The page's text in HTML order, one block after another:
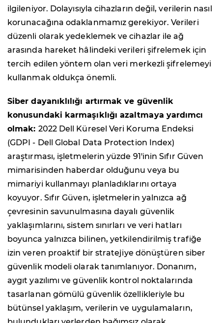
ilgileniyor. Dolayısıyla cihazların değil, verilerin nasıl
korunacağına odaklanmamız gerekiyor. Verileri
düzenli olarak yedeklemek ve cihazlar ile ağ
arasında hareket hâlindeki verileri şifrelemek için
tercih edilen yöntem olan veri merkezli şifrelemeyi
kullanmak oldukça önemli.
Siber dayanıklılığı artırmak ve güvenlik
konusundaki karmaşıklığı azaltmaya yardımcı
olmak: 2022 Dell Küresel Veri Koruma Endeksi
(GDPI - Dell Global Data Protection Index)
araştırması, işletmelerin yüzde 91'inin Sıfır Güven
mimarisinden haberdar olduğunu veya bu
mimariyi kullanmayı planladıklarını ortaya
koyuyor. Sıfır Güven, işletmelerin yalnızca ağ
çevresinin savunulmasına dayalı güvenlik
yaklaşımlarını, sistem sınırları ve veri hatları
boyunca yalnızca bilinen, yetkilendirilmiş trafiğe
izin veren proaktif bir stratejiye dönüştüren siber
güvenlik modeli olarak tanımlanıyor. Donanım,
aygıt yazılımı ve güvenlik kontrol noktalarında
tasarlanan gömülü güvenlik özellikleriyle bu
bütünsel yaklaşım, verilerin ve uygulamaların,